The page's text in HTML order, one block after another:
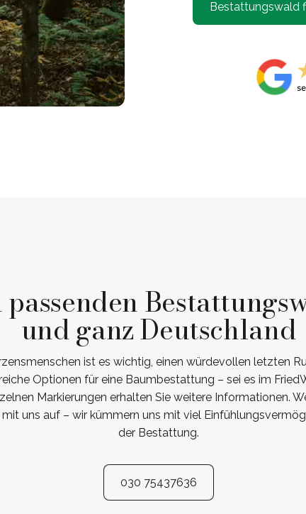
Bestattungswald
und ganz Deutschland
ist es wichtig, einen würdevollen letzten
Optionen für eine Baumbestattung – sei es im
Markierungen erhalten Sie weitere Informationen.
uns auf – wir kümmern uns mit viel
der Bestattung.
030 75437636